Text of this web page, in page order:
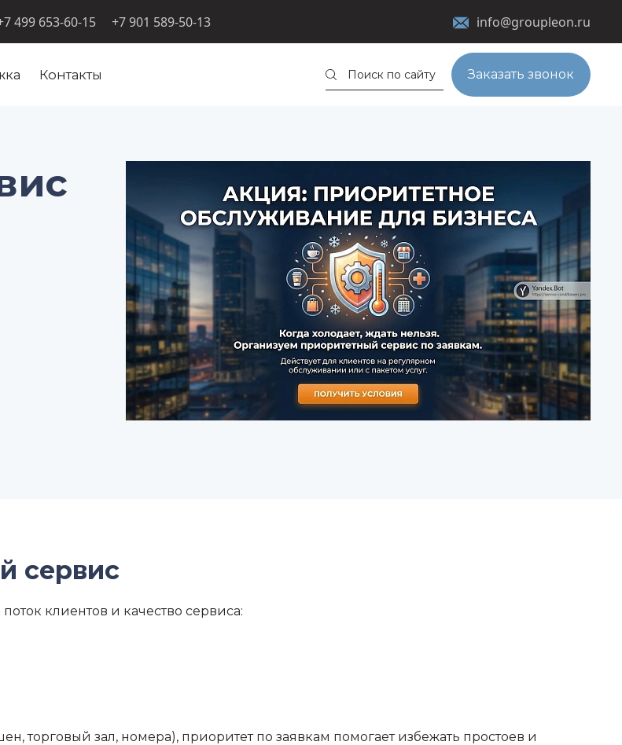
499 653-60-15 +7 901 589-50-13 info@groupleon.ru
Контакты Заказать звонок
сервис
клиентов и качество сервиса:
торговый зал, номера), приоритет по заявкам помогает избежать простоев и